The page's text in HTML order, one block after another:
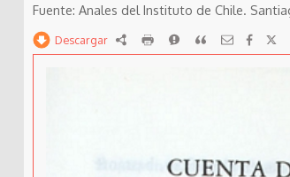
Anales del Instituto de Chile.
Descargar RDF imprimirReportarCitar